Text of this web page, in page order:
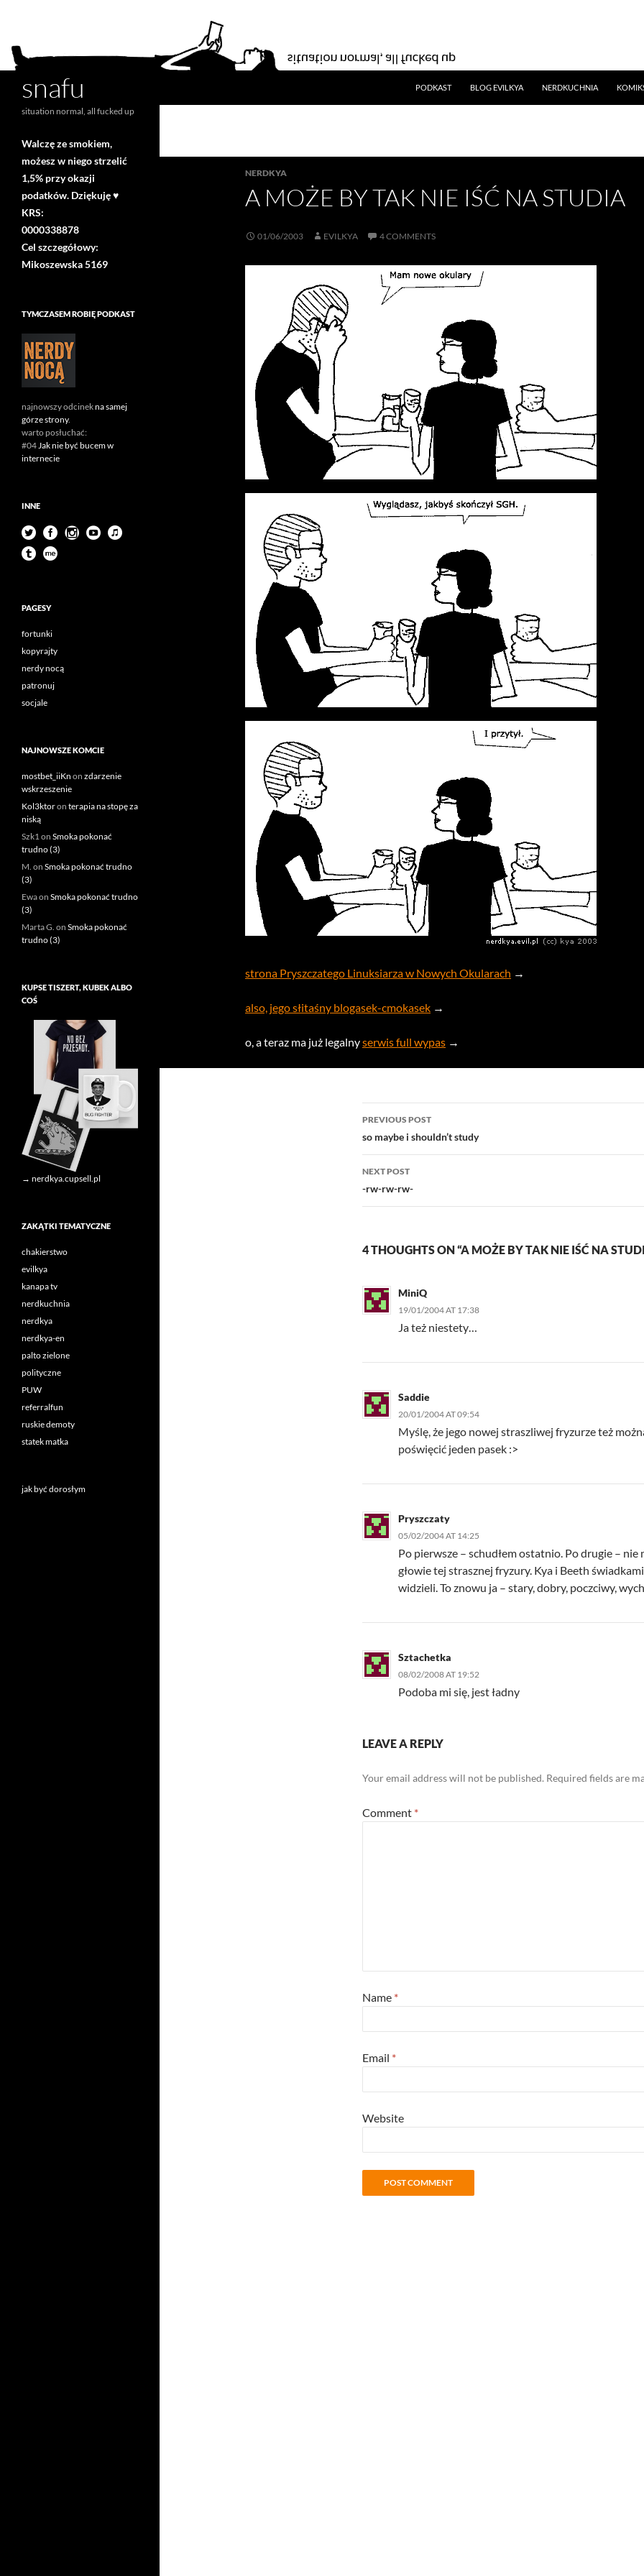
snafu
PODKAST
BLOG EVILKYA NERDKUCHNIA
NERDKYA
A MOŻE BY TAK NIE IŚĆ NA STUDIA
01/06/2003 EVILKYA 4 COMMENTS
strona Pryszczatego Linuksiarza w Nowych Okularach →
also, jego słitaśny blogasek-cmokasek →
o, a teraz ma już legalnyserwis full wypas →
Post
navigation
PREVIOUS POST
so maybe i shouldn’t study
NEXT POST
-rw-rw-rw-
4 THOUGHTS ON “A MOŻE BY TAK NIE IŚĆ NA
MiniQ
19/01/2004 AT 17:38
Ja też niestety…
Saddie
20/01/2004 AT 09:54
Myślę, że jego nowej straszliwej fryzurze też
poświęcić jeden pasek :>
Pryszczaty
05/02/2004 AT 14:25
Po pierwsze – schudłem ostatnio. Po drugie – nie
głowie tej strasznej fryzury. Kya i Beeth
widzieli. To znowu ja – stary, dobry, poczciwy,
Sztachetka
08/02/2008 AT 19:52
Podoba mi się, jest ładny
LEAVE A REPLY
Your email address will not be published. Required fields are
Comment *
Name *
Email *
Website
situation normal, all fucked up
Walczę ze smokiem,
możesz w niego strzelić
1,5% przy okazji
podatków. Dziękuję ♥
KRS:
0000338878
Cel szczegółowy:
Mikoszewska 5169
TYMCZASEM ROBIĘ PODKAST
najnowszy odcinekna samej
górze strony.
warto posłuchać:
#04Jak nie być bucem w
internecie
INNE
PAGESY
fortunki
kopyrajty
nerdy nocą
patronuj
socjale
NAJNOWSZE KOMCIE
mostbet_iiKn on zdarzenie
wskrzeszenie
Kol3ktoron terapia na stopę za
niską
Szk1on Smoka pokonać
trudno (3)
M. on Smoka pokonać trudno
(3)
Ewaon Smoka pokonać trudno
(3)
Marta G. on Smoka pokonać
trudno (3)
KUPSE TISZERT, KUBEK ALBO
COŚ
→ nerdkya.cupsell.pl
ZAKĄTKI TEMATYCZNE
chakierstwo
evilkya
kanapa tv
nerdkuchnia
nerdkya
nerdkya-en
palto zielone
polityczne
PUW
referralfun
ruskie demoty
statek matka
jak być dorosłym